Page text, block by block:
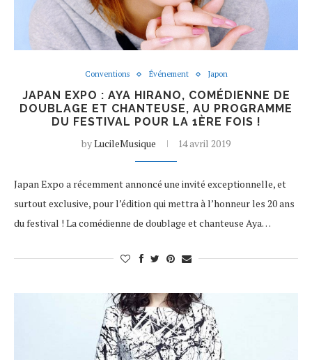
Conventions Événement Japon
JAPAN EXPO : AYA HIRANO, COMÉDIENNE DE
DOUBLAGE ET CHANTEUSE, AU PROGRAMME
DU FESTIVAL POUR LA 1ÈRE FOIS !
byLucileMusique 14 avril 2019
Japan Expo a récemment annoncé une invité exceptionnelle, et
surtout exclusive, pour l’édition qui mettra à l’honneur les 20 ans
du festival ! La comédienne de doublage et chanteuse Aya…